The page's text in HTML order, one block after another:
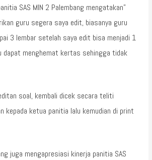
SAS MIN 2 Palembang mengatakan”
guru segera saya edit, biasanya guru
3 lembar setelah saya edit bisa menjadi 1
dapat menghemat kertas sehingga tidak
soal, kembali dicek secara teliti
kepada ketua panitia lalu kemudian di print
juga mengapresiasi kinerja panitia SAS